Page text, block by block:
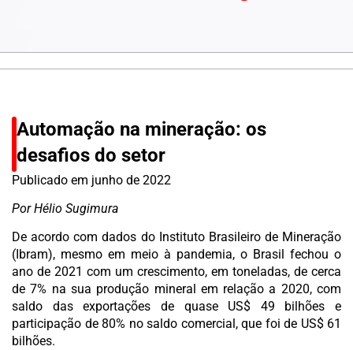
Automação na mineração: os
desafios do setor
Publicado em junho de 2022
Por Hélio Sugimura
De acordo com dados do Instituto Brasileiro de Mineração
(Ibram), mesmo em meio à pandemia, o Brasil fechou o
ano de 2021 com um crescimento, em toneladas, de cerca
de 7% na sua produção mineral em relação a 2020, com
saldo das exportações de quase US$ 49 bilhões e
participação de 80% no saldo comercial, que foi de US$ 61
bilhões.